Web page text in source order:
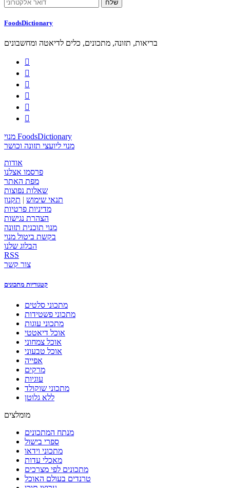
FoodsDictionary
בריאות, תזונה, מתכונים, כלים לדיאטה ומחשבונים






מנוי FoodsDictionary
מנוי ליועצי תזונה וכושר
אודות
פרסמו אצלנו
מפת האתר
שאלות נפוצות
תנאי שימוש | תקנון
מדיניות פרטיות
הצהרת נגישות
מנוי תוכנית תזונה
בקשת ביטול מנוי
הבלוג שלנו
RSS
צור קשר
קטגוריות מתכונים
מתכוני סלטים
מתכוני פשטידות
מתכוני עוגות
אוכל דיאטטי
אוכל צמחוני
אוכל טבעוני
אפייה
מרקים
עוגיות
מתכוני שוקולד
ללא גלוטן
מומלצים
מנתח המתכונים
ספרי בישול
מתכוני וידאו
מאכלי עדות
מתכונים לפי מצרכים
טרנדים בעולם האוכל